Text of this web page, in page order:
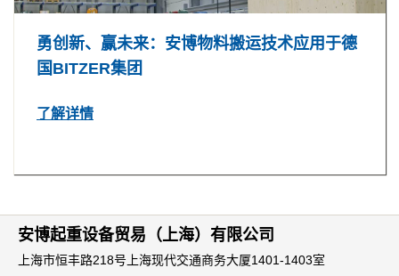
勇创新、赢未来：安博物料搬运技术应用于德
国BITZER集团
了解详情
安博起重设备贸易（上海）有限公司
上海市恒丰路218号上海现代交通商务大厦1401-1403室